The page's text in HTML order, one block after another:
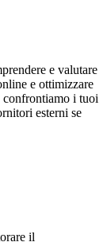
e valutare
e ottimizzare
confrontiamo i tuoi
esterni se
il